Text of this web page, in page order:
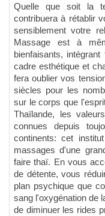
Quelle que soit la
contribuera à rétablir
sensiblement votre
Massage est à
bienfaisants,
cadre esthétique et
fera oublier vos
siècles pour les
sur le corps que
Thaïlande, les
connues depuis
continents: cet
massages d'une
faire thaï. En vous
de détente, vous
plan psychique que
sang l'oxygénation de
de diminuer les rides